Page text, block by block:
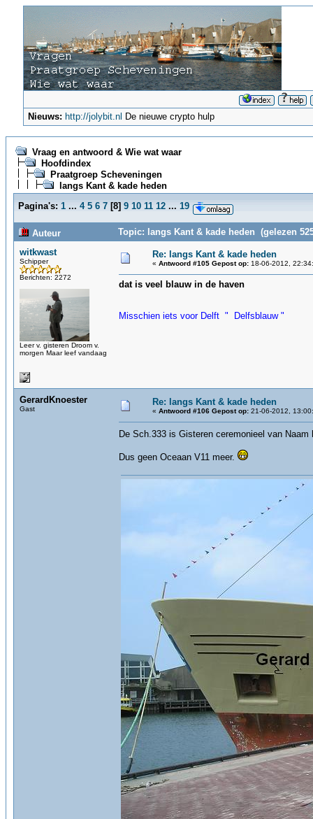
Nieuws: http://jolybit.nl De nieuwe crypto hulp
Vraag en antwoord & Wie wat waar
Hoofdindex
Praatgroep Scheveningen
langs Kant & kade heden
Pagina's: 1 ... 4 5 6 7 [8] 9 10 11 12 ... 19
Auteur
Topic: langs Kant & kade heden (gelezen
witkwast
Schipper
Berichten: 2272
Leer v. gisteren Droom v.
morgen Maar leef vandaag
Re: langs Kant & kade heden
« Antwoord #105 Gepost op: 18-06-2012,
dat is veel blauw in de haven
Misschien iets voor Delft " Delfsblauw "
GerardKnoester
Gast
Re: langs Kant & kade heden
« Antwoord #106 Gepost op: 21-06-2012,
De Sch.333 is Gisteren ceremonieel van
Dus geen Oceaan V11 meer.